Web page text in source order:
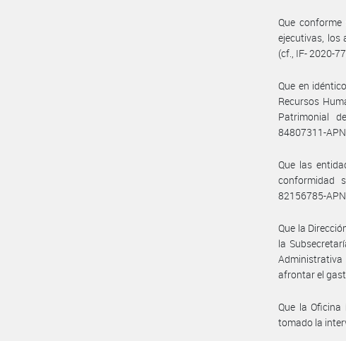
Que
ejecutivas, los
(cf., IF- 2020-
Que en
Recursos
Patrimonial
84807311-
Que las
conformidad
82156785-
Que la
la
afrontar el
Que la
tomado la